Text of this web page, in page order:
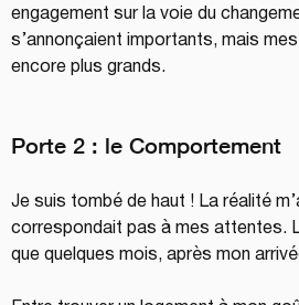
engagement sur la voie du
s’annonçaient importants, mais
encore plus grands.
Porte 2 : le Comportement
Je suis tombé de haut ! La réalité
correspondait pas à mes attentes.
que quelques mois, après mon